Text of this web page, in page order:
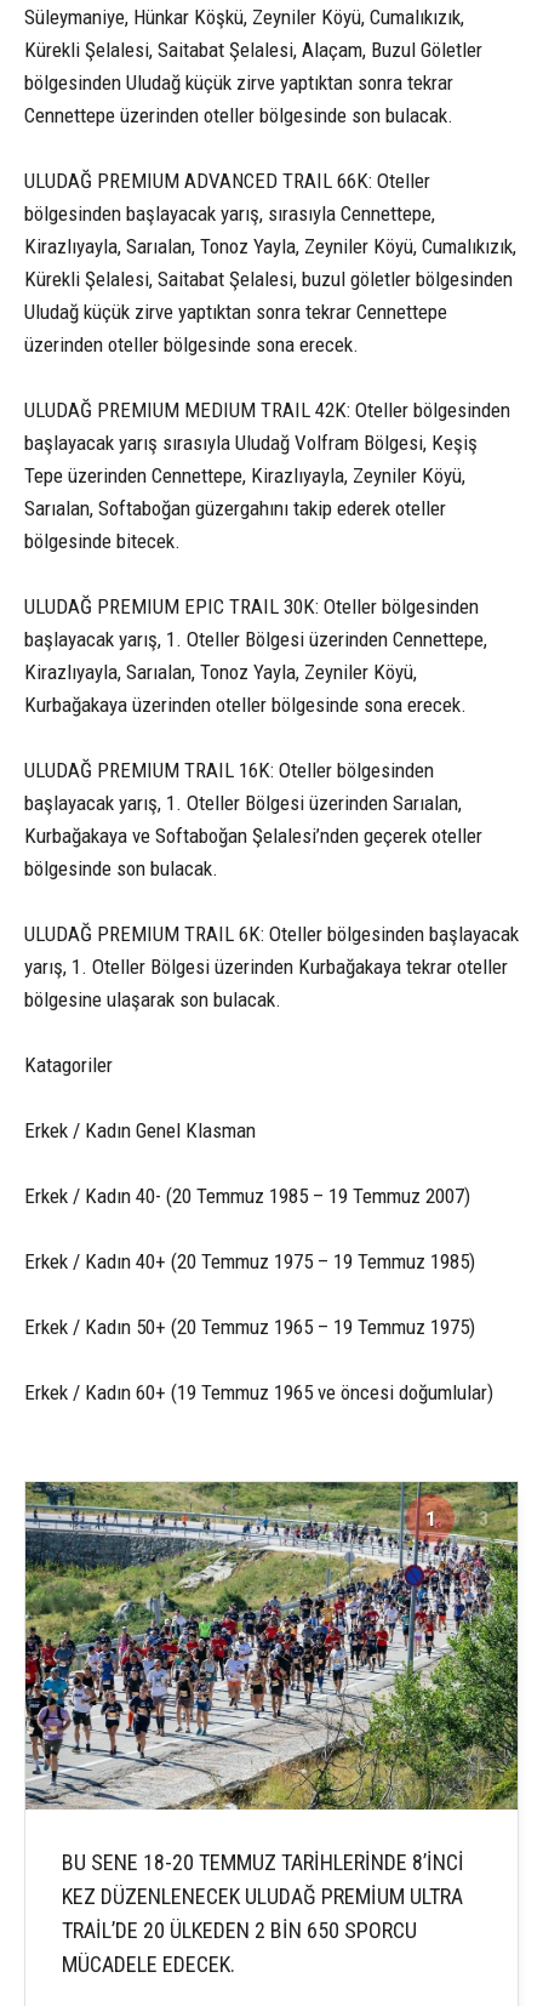
Süleymaniye, Hünkar Köşkü, Zeyniler Köyü, Cumalıkızık,
Kürekli Şelalesi, Saitabat Şelalesi, Alaçam, Buzul Göletler
bölgesinden Uludağ küçük zirve yaptıktan sonra tekrar
Cennettepe üzerinden oteller bölgesinde son bulacak.
ULUDAĞ PREMIUM ADVANCED TRAIL 66K: Oteller
bölgesinden başlayacak yarış, sırasıyla Cennettepe,
Kirazlıyayla, Sarıalan, Tonoz Yayla, Zeyniler Köyü, Cumalıkızık,
Kürekli Şelalesi, Saitabat Şelalesi, buzul göletler bölgesinden
Uludağ küçük zirve yaptıktan sonra tekrar Cennettepe
üzerinden oteller bölgesinde sona erecek.
ULUDAĞ PREMIUM MEDIUM TRAIL 42K: Oteller bölgesinden
başlayacak yarış sırasıyla Uludağ Volfram Bölgesi, Keşiş
Tepe üzerinden Cennettepe, Kirazlıyayla, Zeyniler Köyü,
Sarıalan, Softaboğan güzergahını takip ederek oteller
bölgesinde bitecek.
ULUDAĞ PREMIUM EPIC TRAIL 30K: Oteller bölgesinden
başlayacak yarış, 1. Oteller Bölgesi üzerinden Cennettepe,
Kirazlıyayla, Sarıalan, Tonoz Yayla, Zeyniler Köyü,
Kurbağakaya üzerinden oteller bölgesinde sona erecek.
ULUDAĞ PREMIUM TRAIL 16K: Oteller bölgesinden
başlayacak yarış, 1. Oteller Bölgesi üzerinden Sarıalan,
Kurbağakaya ve Softaboğan Şelalesi’nden geçerek oteller
bölgesinde son bulacak.
ULUDAĞ PREMIUM TRAIL 6K: Oteller bölgesinden başlayacak
yarış, 1. Oteller Bölgesi üzerinden Kurbağakaya tekrar oteller
bölgesine ulaşarak son bulacak.
Katagoriler
Erkek / Kadın Genel Klasman
Erkek / Kadın 40- (20 Temmuz 1985 – 19 Temmuz 2007)
Erkek / Kadın 40+ (20 Temmuz 1975 – 19 Temmuz 1985)
Erkek / Kadın 50+ (20 Temmuz 1965 – 19 Temmuz 1975)
Erkek / Kadın 60+ (19 Temmuz 1965 ve öncesi doğumlular)
1 3
BU SENE 18-20 TEMMUZ TARİHLERİNDE 8’İNCİ
KEZ DÜZENLENECEK ULUDAĞ PREMİUM ULTRA
TRAİL’DE 20 ÜLKEDEN 2 BİN 650 SPORCU
MÜCADELE EDECEK.